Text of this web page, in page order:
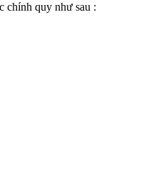
chính quy như sau :